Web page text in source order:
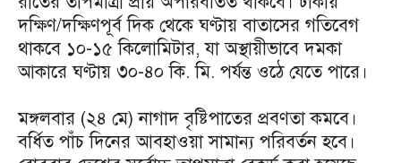
দক্ষিণ/দক্ষিণপূর্ব দিক থেকে ঘণ্টায় বাতাসের গতিবেগ
থাকবে ১০-১৫ কিলোমিটার, যা অস্থায়ীভাবে দমকা
আকারে ঘণ্টায় ৩০-৪০ কি. মি. পর্যন্ত ওঠে যেতে পারে।
মঙ্গলবার (২৪ মে) নাগাদ বৃষ্টিপাতের প্রবণতা কমবে।
বর্ধিত পাঁচ দিনের আবহাওয়া সামান্য পরিবর্তন হবে।